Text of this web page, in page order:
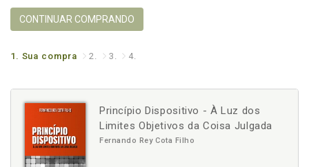
CONTINUAR COMPRANDO
1. Sua compra 2. 3. 4.
Princípio Dispositivo - À Luz dos
Limites Objetivos da Coisa Julgada
Fernando Rey Cota Filho